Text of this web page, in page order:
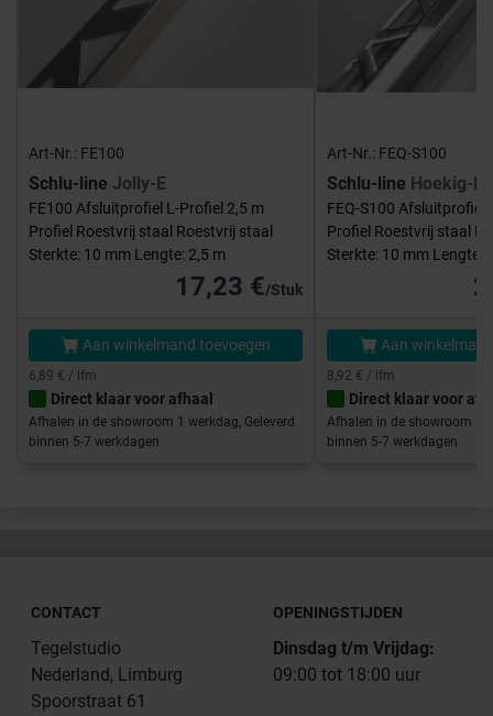
Art-Nr.: FE100
Schlu-line Jolly-E
FE100 Afsluitprofiel L-Profiel 2,5 m
Profiel Roestvrij staal Roestvrij staal
Sterkte: 10 mm Lengte: 2,5 m
17,23 €/Stuk
Aan winkelmand toevoegen
6,89 € / lfm
Direct klaar voor afhaal
Afhalen in de showroom 1 werkdag, Geleverd
binnen 5-7 werkdagen
Art-Nr.: FEQ-S100
Schlu-line Hoekig-E
FEQ-S100 Afsluitprofiel
Profiel Roestvrij staal
Sterkte: 10 mm Lengte:
Aan
8,92 € / lfm
Direct klaar voor
Afhalen in de showroom 1
binnen 5-7 werkdagen
CONTACT
Tegelstudio
Nederland, Limburg
Spoorstraat 61
OPENINGSTIJDEN
Dinsdag t/m Vrijdag:
09:00 tot 18:00 uur